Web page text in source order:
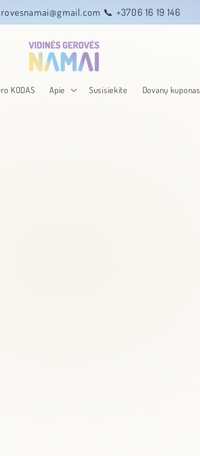
📞 +3706 16 19 146
KODAS Apie Susisiekite Dovanų kuponas